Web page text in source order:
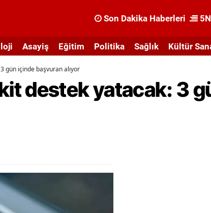
Son Dakika Haberleri
Asayiş Eğitim Politika Sağlık Kültür
gün içinde başvuran alıyor
destek yatacak: 3